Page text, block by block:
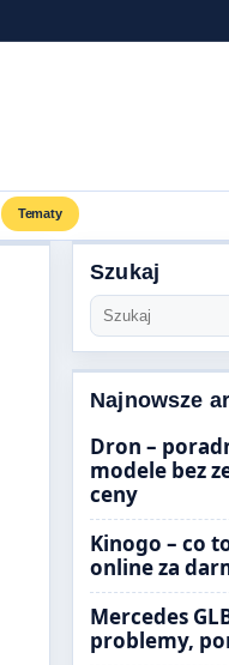
Tematy
Szukaj
Najnowsze
Dron –
modele bez
ceny
Kinogo – co
online za
Mercedes
problemy,